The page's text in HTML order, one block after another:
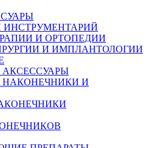
И ОРТОПЕДИИ
И ИМПЛАНТОЛОГИИ
НАКОНЕЧНИКИ И